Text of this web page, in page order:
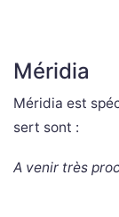
Méridia
Méridia est
sert sont :
A venir très